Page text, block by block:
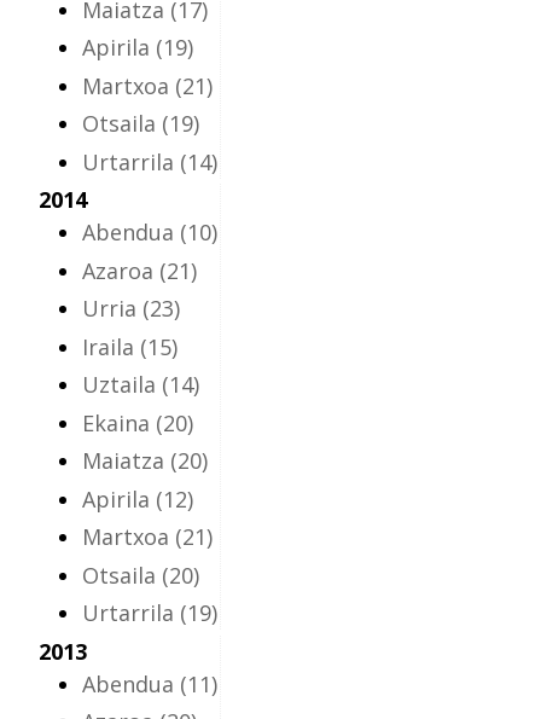
Maiatza (17)
Apirila (19)
Martxoa (21)
Otsaila (19)
Urtarrila (14)
2014
Abendua (10)
Azaroa (21)
Urria (23)
Iraila (15)
Uztaila (14)
Ekaina (20)
Maiatza (20)
Apirila (12)
Martxoa (21)
Otsaila (20)
Urtarrila (19)
2013
Abendua (11)